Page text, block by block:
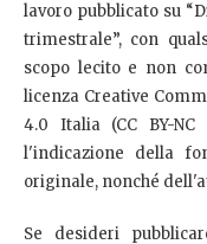
lavoro pubblicato su
trimestrale”, con
scopo lecito e non
licenza Creative
4.0 Italia (CC BY-
l'indicazione della
originale, nonché
Se desideri